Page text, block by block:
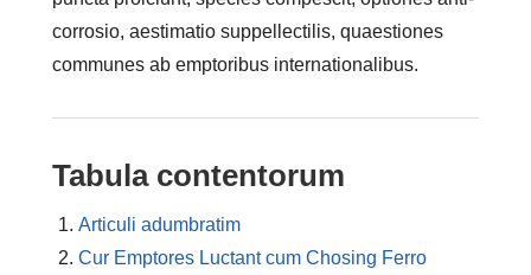
corrosio, aestimatio suppellectilis, quaestiones
communes ab emptoribus internationalibus.
Tabula contentorum
Articuli adumbratim
Cur Emptores Luctant cum Chosing Ferro